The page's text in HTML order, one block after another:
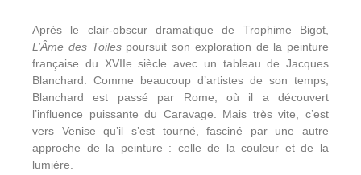
Après le clair-obscur dramatique de Trophime Bigot,
L’Âme des Toilespoursuit son exploration de la peinture
française du XVIIe siècle avec un tableau de Jacques
Blanchard. Comme beaucoup d’artistes de son temps,
Blanchard est passé par Rome, où il a découvert
l’influence puissante du Caravage. Mais très vite, c’est
vers Venise qu’il s’est tourné, fasciné par une autre
approche de la peinture : celle de la couleur et de la
lumière.